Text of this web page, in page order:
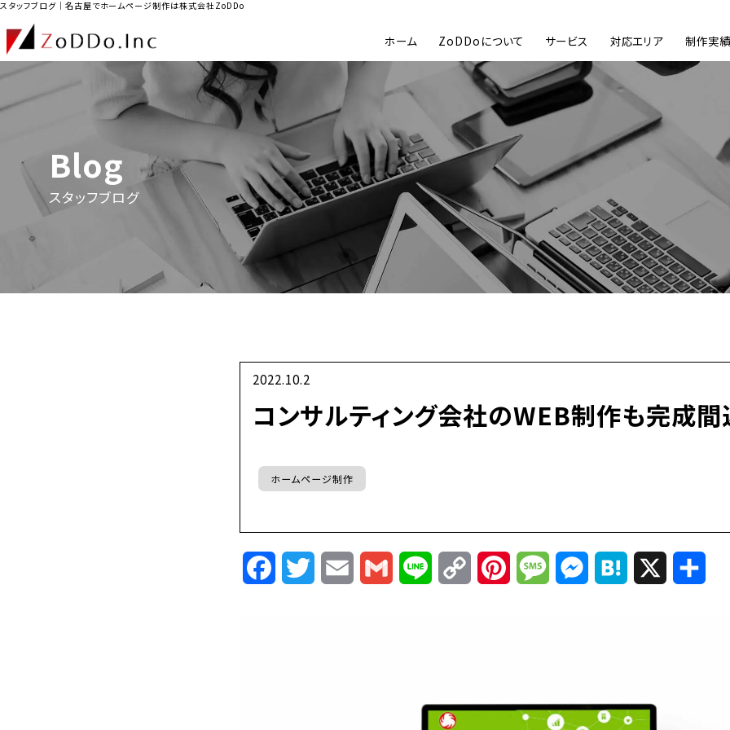
スタッフブログ｜名古屋でホームページ制作は株式会社ZoDDo
ホーム ZoDDoについて サービス 対応エリア 制作実績
Blog
スタッフブログ
2022.10.2
コンサルティング会社のWEB制作も完成間
ホームページ制作
FacebookTwitterEmail Gmail Line
Copy
Link
PinterestMessageMessenger
Hatena